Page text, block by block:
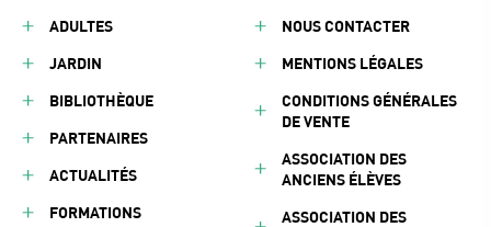
ADULTES
JARDIN
BIBLIOTHÈQUE
PARTENAIRES
ACTUALITÉS
FORMATIONS
NOUS CONTACTER
MENTIONS LÉGALES
CONDITIONS GÉNÉRALES
DE VENTE
ASSOCIATION DES
ANCIENS ÉLÈVES
ASSOCIATION DES